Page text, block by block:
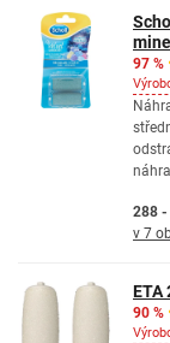
97 %
288 -
v 7
ETA
90 %